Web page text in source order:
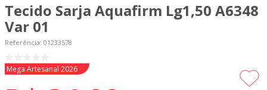
Tecido Sarja Aquafirm Lg1,50 A6348
Var 01
Referência: 01233578
Novidade
Mega Artesanal 2026
2º
tapete
cortina